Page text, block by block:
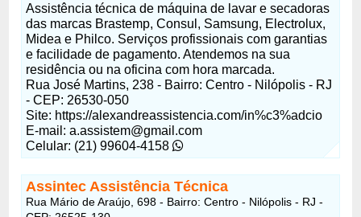
Assistência técnica de máquina de lavar e secadoras
das marcas Brastemp, Consul, Samsung, Electrolux,
Midea e Philco. Serviços profissionais com garantias
e facilidade de pagamento. Atendemos na sua
residência ou na oficina com hora marcada.
Rua José Martins, 238 - Bairro: Centro - Nilópolis - RJ
- CEP: 26530-050
Site: https://alexandreassistencia.com/in%c3%adcio
E-mail: a.assistem@gmail.com
Celular: (21) 99604-4158
Assintec Assistência Técnica
Rua Mário de Araújo, 698 - Bairro: Centro - Nilópolis - RJ -